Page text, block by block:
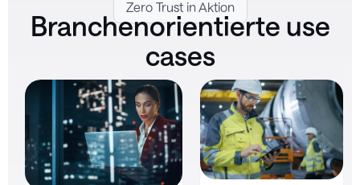
Zero Trust in Aktion
Branchenorientierte use
cases